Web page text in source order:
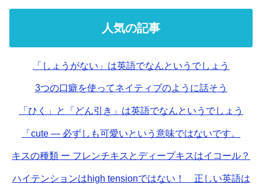
人気の記事
「しょうがない」は英語でなんというでしょう
3つの口癖を使ってネイティブのように話そう
「ひく」と「どん引き」は英語でなんというでしょう
「cute — 必ずしも可愛いという意味ではないです。
キスの種類 ー フレンチキスとディープキスはイコール？
ハイテンションはhigh tensionではない！ 正しい英語は